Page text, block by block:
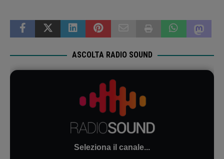
ASCOLTA RADIO SOUND
Seleziona il canale...